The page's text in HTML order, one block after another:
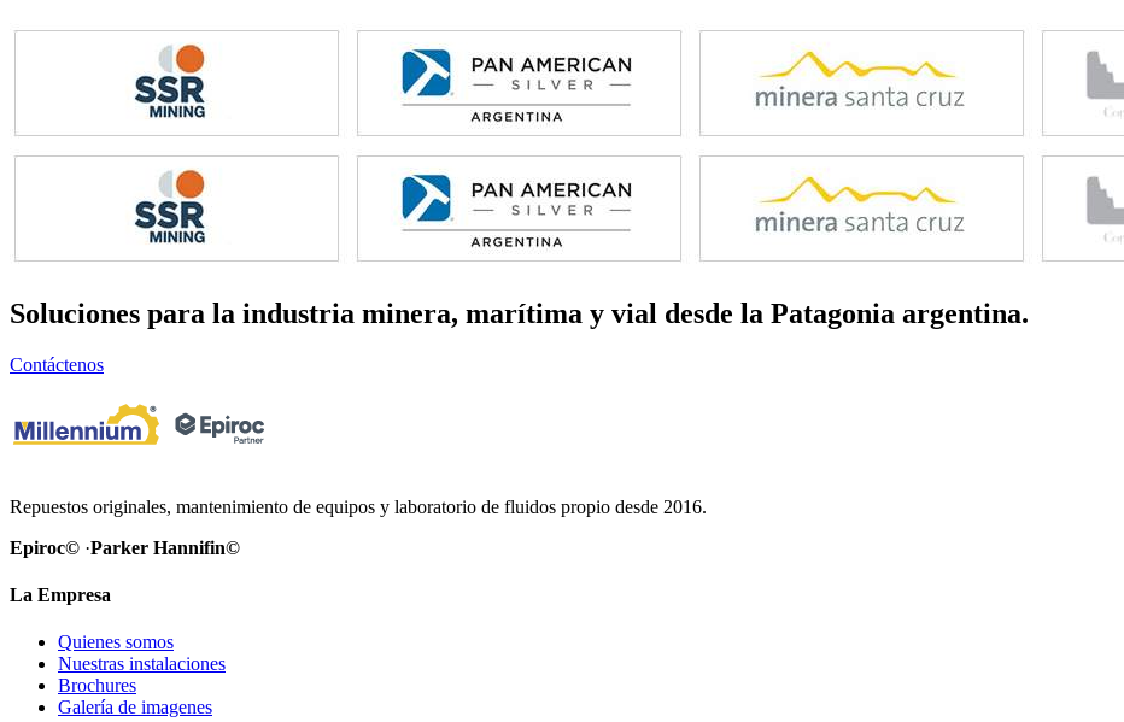
Soluciones para la industria minera, marítima y vial desde la Patagonia argentina.
Contáctenos
Repuestos originales, mantenimiento de equipos y laboratorio de fluidos propio desde 2016.
Epiroc© ·Parker Hannifin©
La Empresa
Quienes somos
Nuestras instalaciones
Brochures
Galería de imagenes